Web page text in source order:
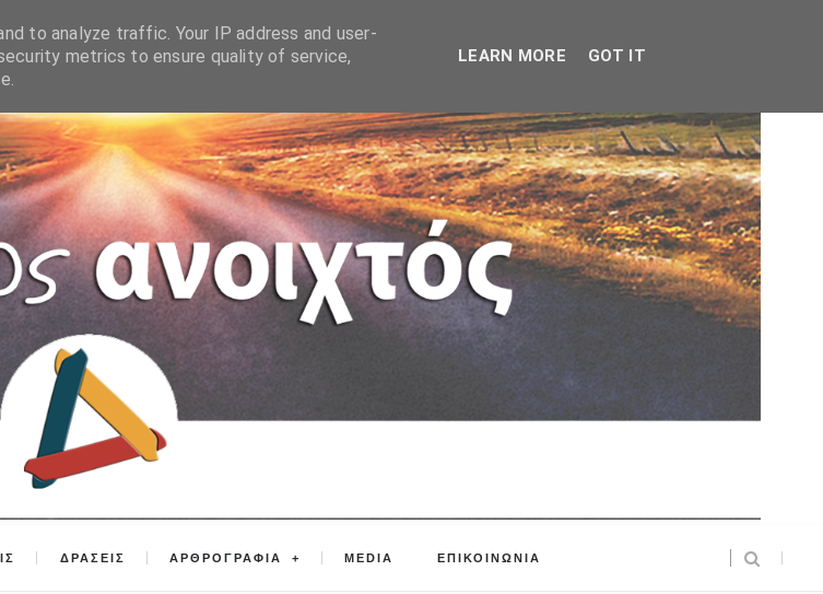
ΔΡΑΣΕΙΣ ΑΡΘΡΟΓΡΑΦΙΑ MEDIA ΕΠΙΚΟΙΝΩΝΙΑ
to analyze traffic. Your IP address and user-
metrics to ensure quality of service,
LEARN MORE GOT IT